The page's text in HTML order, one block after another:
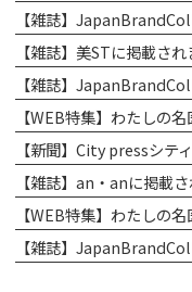
【雑誌】
【雑誌】美STに掲載さ
【雑誌】
【WEB特集】わたしの
【新聞】City pressシテ
【雑誌】an・anに掲載
【WEB特集】わたしの
【雑誌】